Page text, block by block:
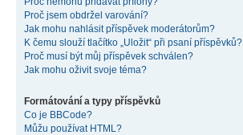
Proč jsem obdržel varování?
Jak mohu nahlásit příspěvek moderátorům?
K čemu slouží tlačítko „Uložit“ při psaní příspěvků?
Proč musí být můj příspěvek schválen?
Jak mohu oživit svoje téma?
Formátování a typy příspěvků
Co je BBCode?
Můžu používat HTML?